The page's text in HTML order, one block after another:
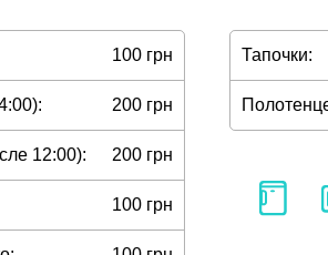
100 грн
200 грн
12:00): 200 грн
100 грн
Тапочки: